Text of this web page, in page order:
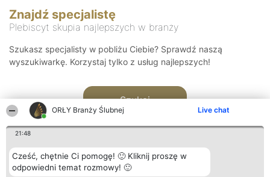
ORŁY Branży Ślubnej Live chat
21:48
Cześć, chętnie Ci pomogę! 🙂 Kliknij proszę w
odpowiedni temat rozmowy! 🙂
Znajdź specjalistę
Plebiscyt skupia najlepszych w branży
Szukasz specjalisty w pobliżu Ciebie? Sprawdź naszą
wyszukiwarkę. Korzystaj tylko z usług najlepszych!
Szukaj